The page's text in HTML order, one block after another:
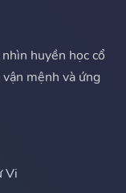
huyền học cổ
mệnh và ứng
Vi